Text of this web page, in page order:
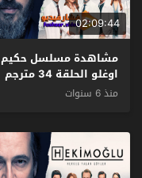
02:09:44
مشاهدة مسلسل حكيم
اوغلو الحلقة 34 مترجم
منذ 6 سنوات